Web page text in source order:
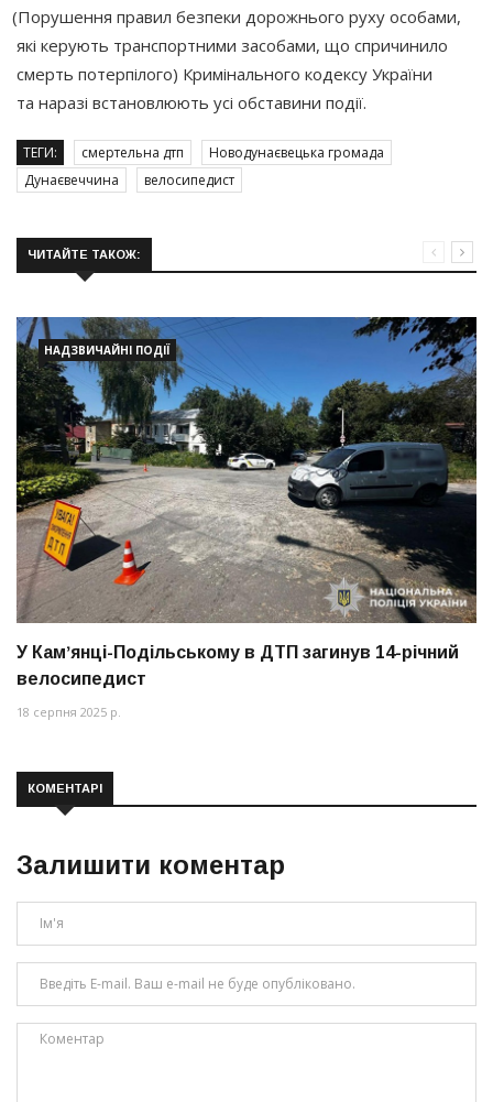
(Порушення правил безпеки дорожнього руху особами,
які керують транспортними засобами, що спричинило
смерть потерпілого) Кримінального кодексу України
та наразі встановлюють усі обставини події.
ТЕГИ: смертельна дтп
Новодунаєвецька громада
Дунаєвеччина
велосипедист
ЧИТАЙТЕ ТАКОЖ:
НАДЗВИЧАЙНІ ПОДІЇ
У Камʼянці-Подільському в ДТП загинув 14-річний
велосипедист
18 серпня 2025 р.
КОМЕНТАРІ
Залишити коментар